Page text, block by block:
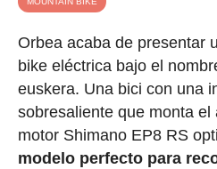
Orbea acaba de presentar
bike eléctrica bajo el
euskera. Una bici con una
sobresaliente que monta el
motor Shimano EP8 RS
modelo perfecto para